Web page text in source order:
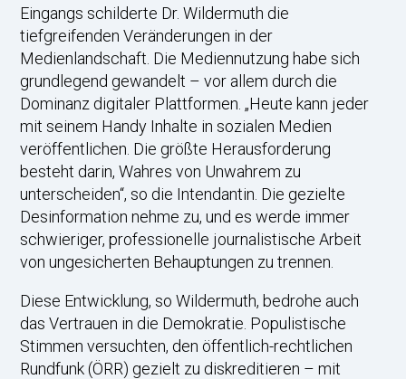
Eingangs schilderte Dr. Wildermuth die
tiefgreifenden Veränderungen in der
Medienlandschaft. Die Mediennutzung habe sich
grundlegend gewandelt – vor allem durch die
Dominanz digitaler Plattformen. „Heute kann jeder
mit seinem Handy Inhalte in sozialen Medien
veröffentlichen. Die größte Herausforderung
besteht darin, Wahres von Unwahrem zu
unterscheiden“, so die Intendantin. Die gezielte
Desinformation nehme zu, und es werde immer
schwieriger, professionelle journalistische Arbeit
von ungesicherten Behauptungen zu trennen.
Diese Entwicklung, so Wildermuth, bedrohe auch
das Vertrauen in die Demokratie. Populistische
Stimmen versuchten, den öffentlich-rechtlichen
Rundfunk (ÖRR) gezielt zu diskreditieren – mit